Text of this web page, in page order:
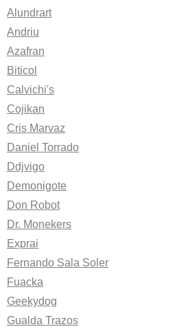
Alundrart
Andriu
Azafran
Biticol
Calvichi's
Cojikan
Cris Marvaz
Daniel Torrado
Ddjvigo
Demonigote
Don Robot
Dr. Monekers
Exprai
Fernando Sala Soler
Fuacka
Geekydog
Gualda Trazos